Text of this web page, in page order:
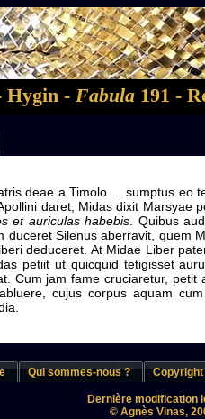
Hygin - Fabula 191 -
deae a Timolo ... sumptus eo
daret, Midas dixit Marsyae
et auriculas habebis . Quibus
duceret Silenus aberravit, quem
deduceret. At Midae Liber
petiit ut quicquid tetigisset
Cum jam fame cruciaretur,
cujus corpus aquam
Qui sommes-nous ? Copyright
Dernière modification
© Agnès Vinas,